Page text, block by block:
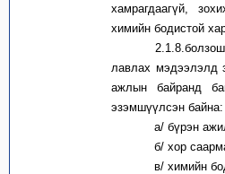
хамрагдаагүй,
химийн бодистой
лавлах мэдээлэлд
ажлын байранд
эзэмшүүлсэн байна:
а/ бүрэн
б/ хор
в/ химийн бодис